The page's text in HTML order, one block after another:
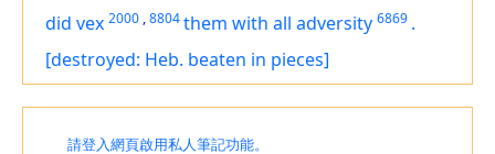
did vex 2000 ,8804them with all adversity 6869 .
[destroyed: Heb. beaten in pieces]
請登入網頁啟用私人筆記功能。